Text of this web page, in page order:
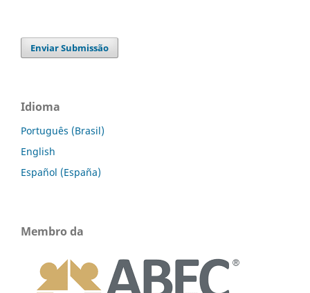
Enviar Submissão
Idioma
Português (Brasil)
English
Español (España)
Membro da